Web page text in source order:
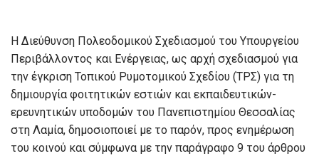
Η Διεύθυνση Πολεοδομικού Σχεδιασμού του Υπουργείου
Περιβάλλοντος και Ενέργειας, ως αρχή σχεδιασμού για
την έγκριση Τοπικού Ρυμοτομικού Σχεδίου (ΤΡΣ) για τη
δημιουργία φοιτητικών εστιών και εκπαιδευτικών-
ερευνητικών υποδομών του Πανεπιστημίου Θεσσαλίας
στη Λαμία, δημοσιοποιεί με το παρόν, προς ενημέρωση
του κοινού και σύμφωνα με την παράγραφο 9 του άρθρου